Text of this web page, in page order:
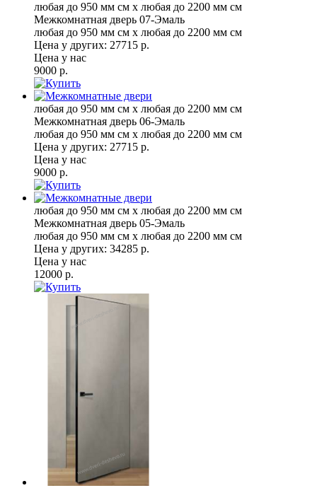
любая до 950 мм см x любая до 2200 мм см
Межкомнатная дверь 07-Эмаль
любая до 950 мм см x любая до 2200 мм см
Цена у других: 27715 р.
Цена у нас
9000 р.
любая до 950 мм см x любая до 2200 мм см
Межкомнатная дверь 06-Эмаль
любая до 950 мм см x любая до 2200 мм см
Цена у других: 27715 р.
Цена у нас
9000 р.
любая до 950 мм см x любая до 2200 мм см
Межкомнатная дверь 05-Эмаль
любая до 950 мм см x любая до 2200 мм см
Цена у других: 34285 р.
Цена у нас
12000 р.